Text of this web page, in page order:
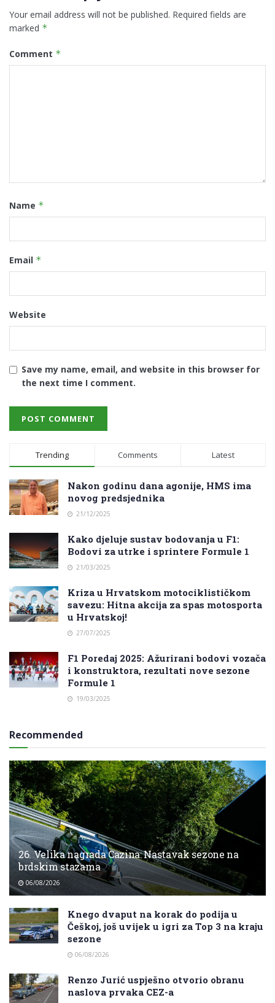
Your email address will not be published. Required fields are
marked *
Comment *
Name *
Email *
Website
Save my name, email, and website in this browser for
the next time I comment.
Trending Comments Latest
Nakon godinu dana agonije, HMS ima
novog predsjednika
21/12/2025
Kako djeluje sustav bodovanja u F1:
Bodovi za utrke i sprintere Formule 1
21/03/2025
Kriza u Hrvatskom motociklističkom
savezu: Hitna akcija za spas motosporta
u Hrvatskoj!
27/07/2025
F1 Poredaj 2025: Ažurirani bodovi vozača
i konstruktora, rezultati nove sezone
Formule 1
19/03/2025
Recommended
26. Velika nagrada Cazina: Nastavak sezone na
brdskim stazama
06/08/2026
Knego dvaput na korak do podija u
Češkoj, još uvijek u igri za Top 3 na kraju
sezone
06/08/2026
Renzo Jurić uspješno otvorio obranu
naslova prvaka CEZ-a